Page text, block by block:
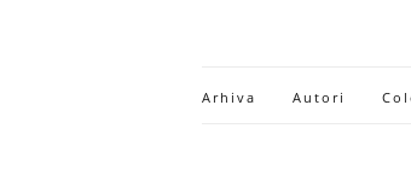
Arhiva Autori